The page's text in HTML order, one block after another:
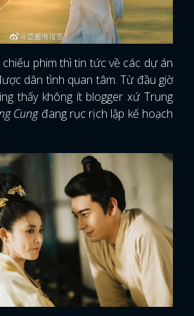
phim thì tin tức về các dự án
dân tình quan tâm. Từ đầu giờ
thấy không ít blogger xứ Trung
Cungđang rục rịch lập kế hoạch